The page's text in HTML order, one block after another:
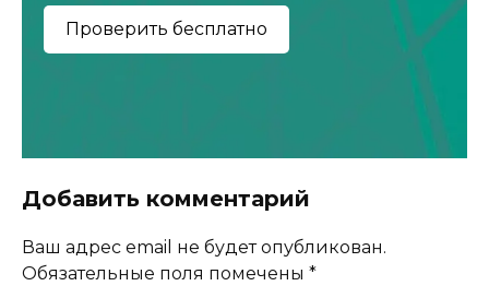
Добавить комментарий
Ваш адрес email не будет опубликован.
Обязательные поля помечены *